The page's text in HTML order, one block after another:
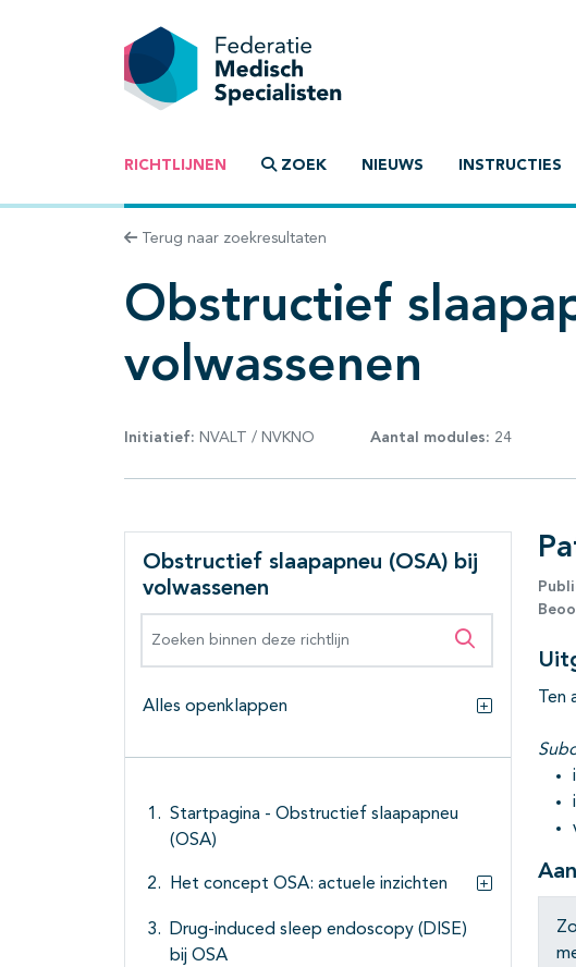
RICHTLIJNEN ZOEK NIEUWS INSTRUCTIES
Terug naar zoekresultaten
Obstructief
volwassenen
Initiatief: NVALT / NVKNO Aantal modules: 24
Obstructief slaapapneu (OSA) bij
volwassenen
Zoeken
Alles openklappen
Startpagina - Obstructief slaapapneu
(OSA)
Het concept OSA: actuele inzichten
Drug-induced sleep endoscopy (DISE)
bij OSA
Ten